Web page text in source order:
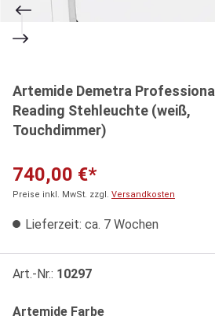
Artemide Demetra Professional
Reading Stehleuchte (weiß,
Touchdimmer)
740,00 €*
Preise inkl. MwSt. zzgl. Versandkosten
Lieferzeit: ca. 7 Wochen
Art.-Nr.: 10297
Artemide Farbeauswählen